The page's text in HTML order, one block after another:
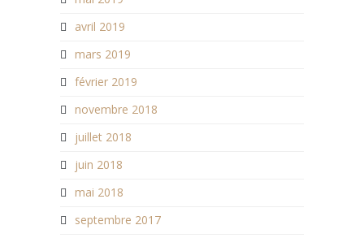
avril 2019
mars 2019
février 2019
novembre 2018
juillet 2018
juin 2018
mai 2018
septembre 2017